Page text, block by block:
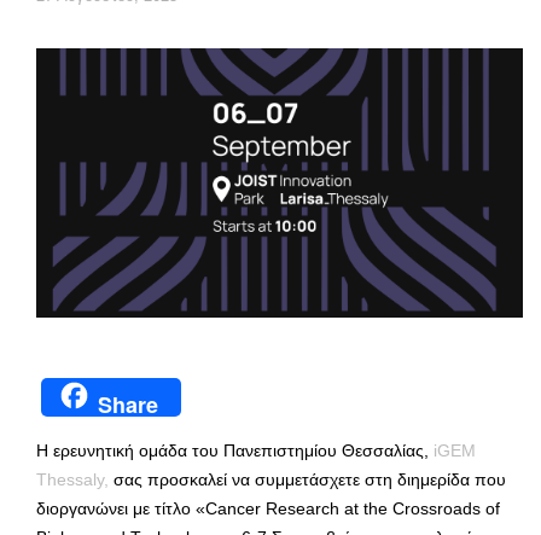
Share
Η ερευνητική ομάδα του Πανεπιστημίου Θεσσαλίας, iGEM
Thessaly, σας προσκαλεί να συμμετάσχετε στη διημερίδα που
διοργανώνει με τίτλο «Cancer Research at the Crossroads of